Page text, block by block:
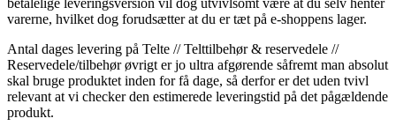
varerne, hvilket dog forudsætter at du er tæt på e-shoppens lager.
Antal dages levering på Telte // Telttilbehør & reservedele //
Reservedele/tilbehør øvrigt er jo ultra afgørende såfremt man absolut
skal bruge produktet inden for få dage, så derfor er det uden tvivl
relevant at vi checker den estimerede leveringstid på det pågældende
produkt.